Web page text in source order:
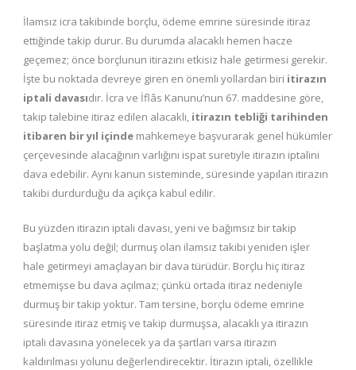
İlamsız icra takibinde borçlu, ödeme emrine süresinde itiraz
ettiğinde takip durur. Bu durumda alacaklı hemen hacze
geçemez; önce borçlunun itirazını etkisiz hale getirmesi gerekir.
İşte bu noktada devreye giren en önemli yollardan biri itirazın
iptali davasıdır. İcra ve İflâs Kanunu’nun 67. maddesine göre,
takip talebine itiraz edilen alacaklı, itirazın tebliği tarihinden
itibaren bir yıl içinde mahkemeye başvurarak genel hükümler
çerçevesinde alacağının varlığını ispat suretiyle itirazın iptalini
dava edebilir. Aynı kanun sisteminde, süresinde yapılan itirazın
takibi durdurduğu da açıkça kabul edilir.
Bu yüzden itirazın iptali davası, yeni ve bağımsız bir takip
başlatma yolu değil; durmuş olan ilamsız takibi yeniden işler
hale getirmeyi amaçlayan bir dava türüdür. Borçlu hiç itiraz
etmemişse bu dava açılmaz; çünkü ortada itiraz nedeniyle
durmuş bir takip yoktur. Tam tersine, borçlu ödeme emrine
süresinde itiraz etmiş ve takip durmuşsa, alacaklı ya itirazın
iptali davasına yönelecek ya da şartları varsa itirazın
kaldırılması yolunu değerlendirecektir. İtirazın iptali, özellikle